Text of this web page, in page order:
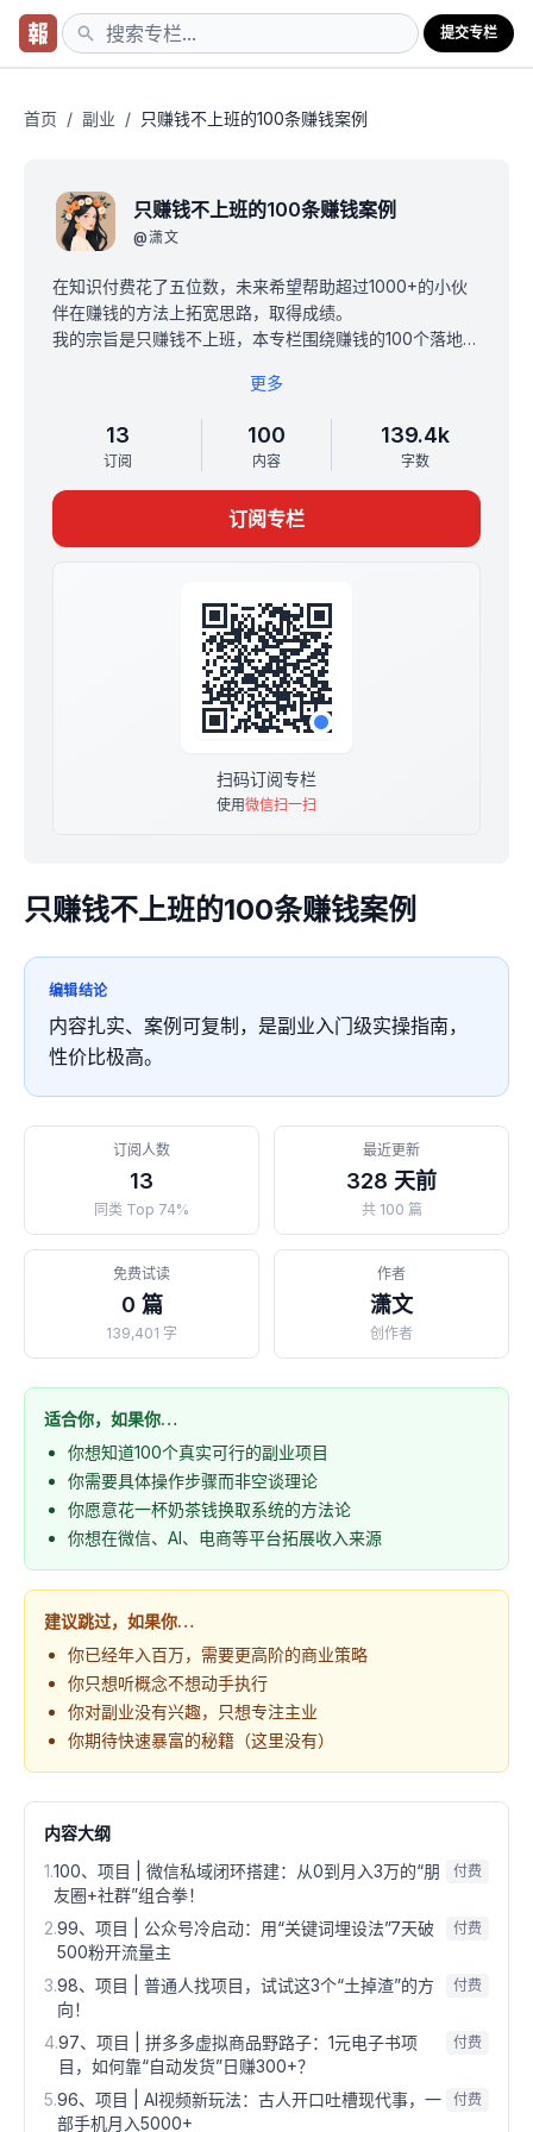
提交专栏
首页 / 副业 / 只赚钱不上班的100条赚钱案例
只赚钱不上班的100条赚钱案例
@潇文
在知识付费花了五位数，未来希望帮助超过1000+的小伙
伴在赚钱的方法上拓宽思路，取得成绩。
我的宗旨是只赚钱不上班，本专栏围绕赚钱的100个落地案
每一个项目项目都可以让你赚回车票，并取得巨大的收
专栏价值远超1999，现在19.9买断，一杯奶茶钱，给你不
一样大认知！
加入小报童，加我微信（Lucky7401493), 备注来源并截
更多
13
订阅
100
内容
139.4k
字数
订阅专栏
扫码订阅专栏
使用微信扫一扫
只赚钱不上班的100条赚钱案例
编辑结论
内容扎实、案例可复制，是副业入门级实操指南，
性价比极高。
订阅人数
13
同类 Top 74%
最近更新
328 天前
共 100 篇
免费试读
0 篇
139,401 字
作者
潇文
创作者
适合你，如果你…
你想知道100个真实可行的副业项目
你需要具体操作步骤而非空谈理论
你愿意花一杯奶茶钱换取系统的方法论
你想在微信、AI、电商等平台拓展收入来源
建议跳过，如果你…
你已经年入百万，需要更高阶的商业策略
你只想听概念不想动手执行
你对副业没有兴趣，只想专注主业
你期待快速暴富的秘籍（这里没有）
内容大纲
1.100、项目 | 微信私域闭环搭建：从0到月入3万的“朋
友圈+社群”组合拳！
付费
2.99、项目 | 公众号冷启动：用“关键词埋设法”7天破
500粉开流量主
付费
3.98、项目 | 普通人找项目，试试这3个“土掉渣”的方
向！
付费
4.97、项目 | 拼多多虚拟商品野路子：1元电子书项
目，如何靠“自动发货”日赚300+？
付费
5.96、项目 | AI视频新玩法：古人开口吐槽现代事，一
部手机月入5000+
付费